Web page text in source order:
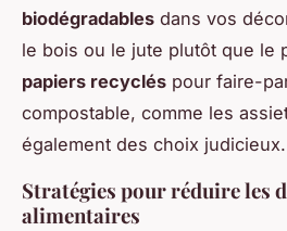
biodégradables dans vos
le bois ou le jute plutôt que le
papiers recyclés pour faire-
compostable, comme les
également des choix judicieux.
Stratégies pour réduire les
alimentaires